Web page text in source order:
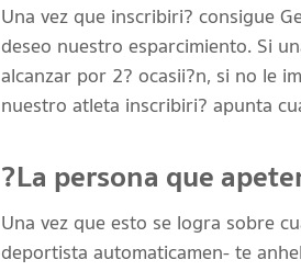
Una vez que inscribiri? consigue
deseo nuestro esparcimiento. Si
alcanzar por 2? ocasii?n, si no le
nuestro atleta inscribiri? apunta
?La persona que
Una vez que esto se logra sobre
deportista automaticamen- te